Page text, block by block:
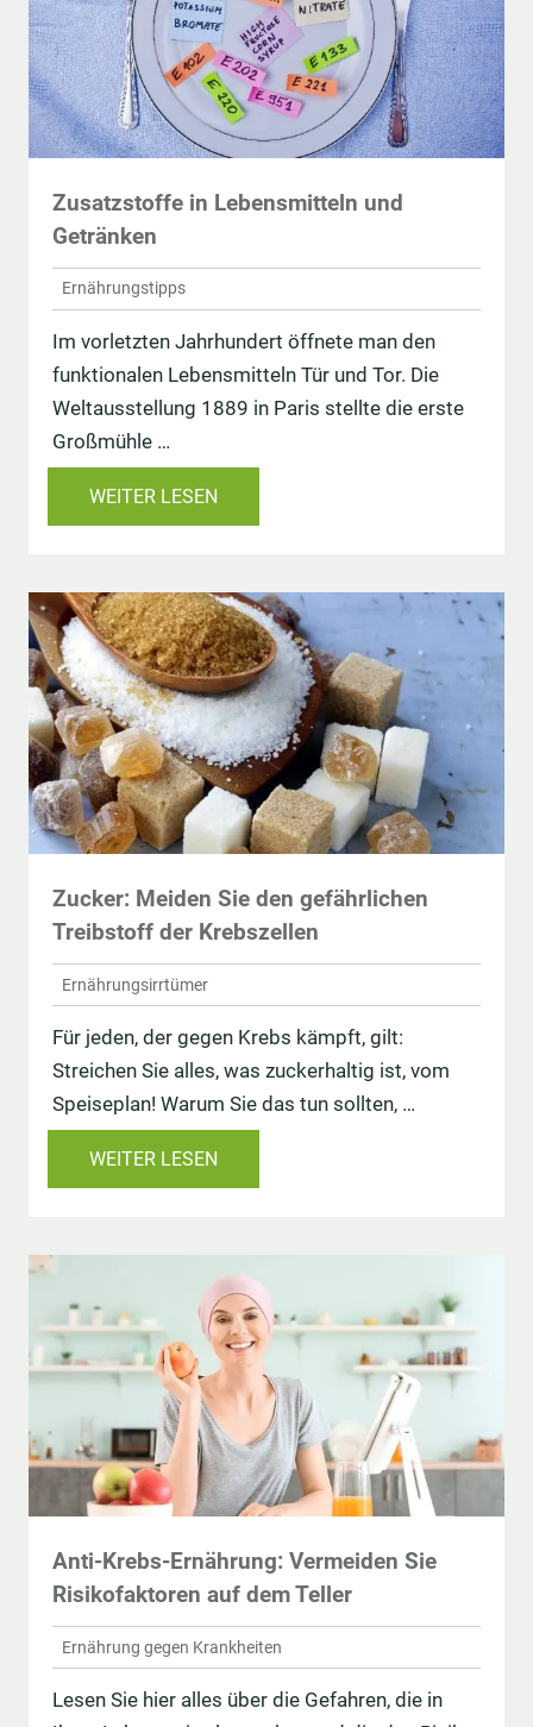
Zusatzstoffe in Lebensmitteln und
Getränken
Ernährungstipps
Im vorletzten Jahrhundert öffnete man den
funktionalen Lebensmitteln Tür und Tor. Die
Weltausstellung 1889 in Paris stellte die erste
Großmühle …
WEITER LESEN
Zucker: Meiden Sie den gefährlichen
Treibstoff der Krebszellen
Ernährungsirrtümer
Für jeden, der gegen Krebs kämpft, gilt:
Streichen Sie alles, was zuckerhaltig ist, vom
Speiseplan! Warum Sie das tun sollten, …
WEITER LESEN
Anti-Krebs-Ernährung: Vermeiden Sie
Risikofaktoren auf dem Teller
Ernährung gegen Krankheiten
Lesen Sie hier alles über die Gefahren, die in